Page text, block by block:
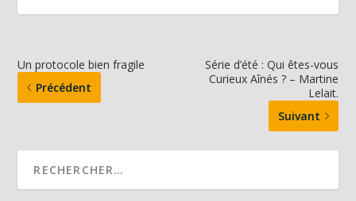
Un protocole bien fragile
Précédent
Série d’été : Qui êtes-vous
Curieux Aînés ? – Martine
Lelait.
Suivant